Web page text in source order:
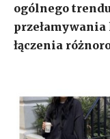
ogólnego
łączenia